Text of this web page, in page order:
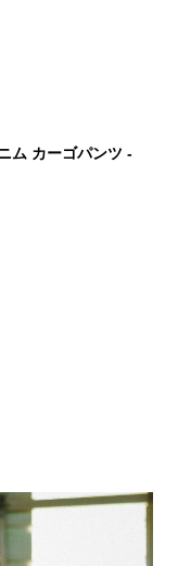
ム カーゴパンツ -